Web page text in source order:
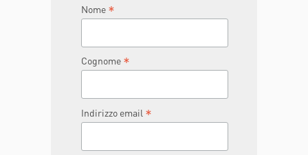
Nome *
Cognome *
Indirizzo email *